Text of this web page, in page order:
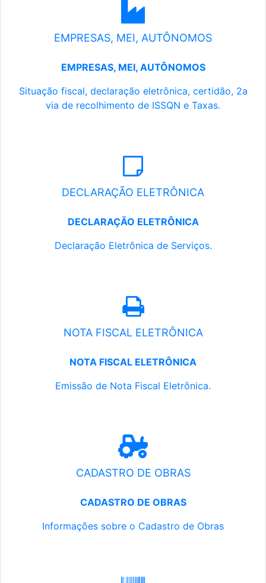
EMPRESAS, MEI, AUTÔNOMOS
EMPRESAS, MEI, AUTÔNOMOS
Situação fiscal, declaração eletrônica, certidão, 2a
via de recolhimento de ISSQN e Taxas.
DECLARAÇÃO ELETRÔNICA
DECLARAÇÃO ELETRÔNICA
Declaração Eletrônica de Serviços.
NOTA FISCAL ELETRÔNICA
NOTA FISCAL ELETRÔNICA
Emissão de Nota Fiscal Eletrônica.
CADASTRO DE OBRAS
CADASTRO DE OBRAS
Informações sobre o Cadastro de Obras